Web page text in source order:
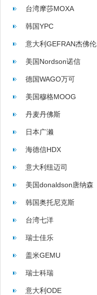
WILKERSON
台湾摩莎MOXA
韩国YPC
意大利GEFRAN杰佛伦
美国Nordson诺信
德国WAGO万可
美国穆格MOOG
丹麦丹佛斯
日本广濑
海德信HDX
意大利纽迈司
美国donaldson唐纳森
韩国奥托尼克斯
台湾七洋
瑞士佳乐
盖米GEMU
瑞士科瑞
意大利ODE